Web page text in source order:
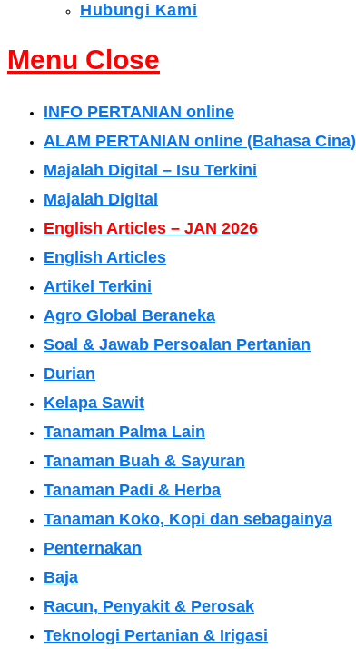
Hubungi Kami
Menu Close
INFO PERTANIAN online
ALAM PERTANIAN online (Bahasa Cina)
Majalah Digital – Isu Terkini
Majalah Digital
English Articles – JAN 2026
English Articles
Artikel Terkini
Agro Global Beraneka
Soal & Jawab Persoalan Pertanian
Durian
Kelapa Sawit
Tanaman Palma Lain
Tanaman Buah & Sayuran
Tanaman Padi & Herba
Tanaman Koko, Kopi dan sebagainya
Penternakan
Baja
Racun, Penyakit & Perosak
Teknologi Pertanian & Irigasi